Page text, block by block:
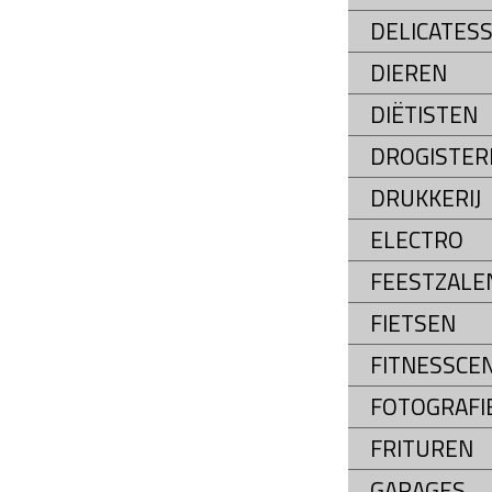
DIEREN
DIËTISTEN
DRUKKERIJ
ELECTRO
FIETSEN
FRITUREN